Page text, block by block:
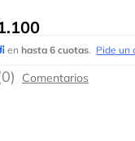
.100
0)